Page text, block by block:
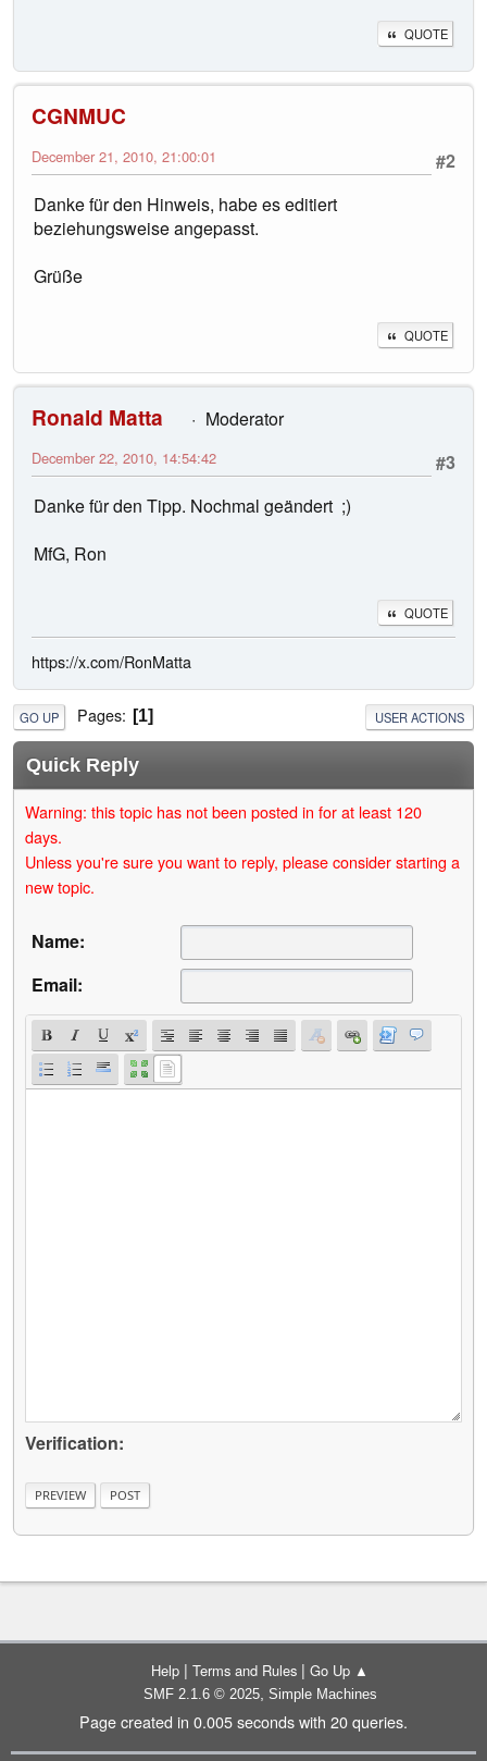
QUOTE
CGNMUC
#2
December 21, 2010, 21:00:01
Danke für den Hinweis, habe es editiert
beziehungsweise angepasst.
Grüße
QUOTE
Ronald Matta
Moderator
#3
December 22, 2010, 14:54:42
Danke für den Tipp. Nochmal geändert ;)
MfG, Ron
QUOTE
https://x.com/RonMatta
GO UP Pages 1 USER ACTIONS
Quick Reply
Warning: this topic has not been posted in for at least 120
days.
Unless you're sure you want to reply, please consider starting a
new topic.
Name:
Email:
Verification:
Help | Terms and Rules | Go Up ▲
SMF 2.1.6 © 2025, Simple Machines
Page created in 0.005 seconds with 20 queries.